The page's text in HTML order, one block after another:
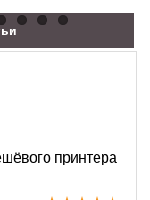
принтера